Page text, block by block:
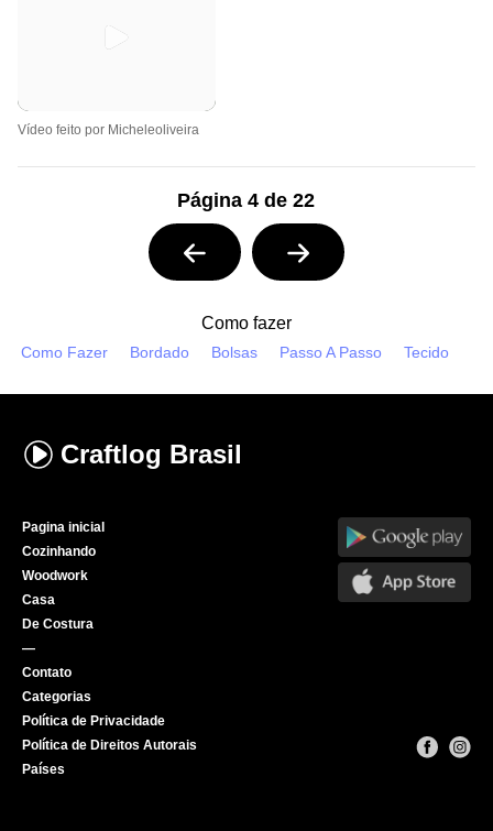
Vídeo feito por Micheleoliveira
Página 4 de 22
Como fazer
Como Fazer Bordado Bolsas Passo A Passo Tecido
Craftlog Brasil
Pagina inicial
Cozinhando
Woodwork
Casa
De Costura
—
Contato
Categorias
Política de Privacidade
Política de Direitos Autorais
Países